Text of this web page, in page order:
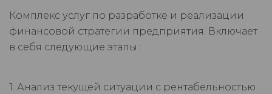
Комплекс услуг по разработке и реализации
финансовой стратегии предприятия. Включает
в себя следующие этапы :
1. Анализ текущей ситуации с рентабельностью